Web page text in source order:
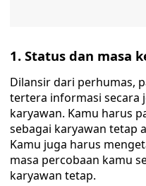
1. Status dan masa
Dilansir dari perhumas,
tertera informasi secara
karyawan. Kamu harus
sebagai karyawan tetap
Kamu juga harus
masa percobaan kamu
karyawan tetap.